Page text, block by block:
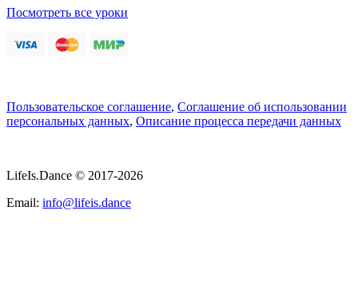
Посмотреть все уроки
Пользовательское соглашение, Соглашение об использовании
персональных данных, Описание процесса передачи данных
LifeIs.Dance © 2017-2026
Email: info@lifeis.dance